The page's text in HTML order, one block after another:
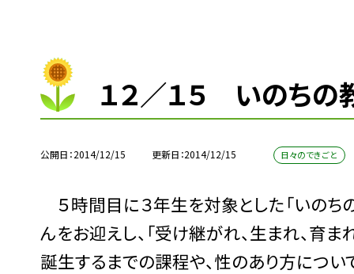
１２／１５ いのちの
公開日 2014/12/15 更新日 2014/12/15 日々のできごと
５時間目に３年生を対象とした「いの
んをお迎えし、「受け継がれ、生まれ、育
誕生するまでの課程や、性のあり方につい